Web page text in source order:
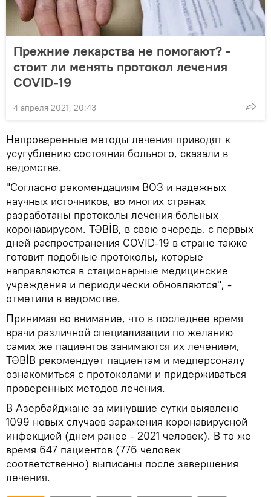
Прежние лекарства не помогают? -
стоит ли менять протокол лечения
COVID-19
4 апреля 2021, 20:43
Непроверенные методы лечения приводят к
усугублению состояния больного, сказали в
ведомстве.
"Согласно рекомендациям ВОЗ и надежных
научных источников, во многих странах
разработаны протоколы лечения больных
коронавирусом. TƏBİB, в свою очередь, с первых
дней распространения COVID-19 в стране также
готовит подобные протоколы, которые
направляются в стационарные медицинские
учреждения и периодически обновляются", -
отметили в ведомстве.
Принимая во внимание, что в последнее время
врачи различной специализации по желанию
самих же пациентов занимаются их лечением,
TƏBİB рекомендует пациентам и медперсоналу
ознакомиться с протоколами и придерживаться
проверенных методов лечения.
В Азербайджане за минувшие сутки выявлено
1099 новых случаев заражения коронавирусной
инфекцией (днем ранее - 2021 человек). В то же
время 647 пациентов (776 человек
соответственно) выписаны после завершения
лечения.